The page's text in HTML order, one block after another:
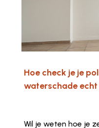
Hoe check je je
waterschade echt
Wil je weten hoe je